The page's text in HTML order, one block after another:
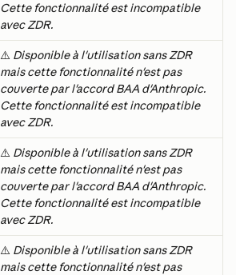
Cette fonctionnalité est incompatible
avec ZDR.
⚠️ Disponible à l'utilisation sans ZDR
mais cette fonctionnalité n'est pas
couverte par l'accord BAA d'Anthropic.
Cette fonctionnalité est incompatible
avec ZDR.
⚠️ Disponible à l'utilisation sans ZDR
mais cette fonctionnalité n'est pas
couverte par l'accord BAA d'Anthropic.
Cette fonctionnalité est incompatible
avec ZDR.
⚠️ Disponible à l'utilisation sans ZDR
mais cette fonctionnalité n'est pas